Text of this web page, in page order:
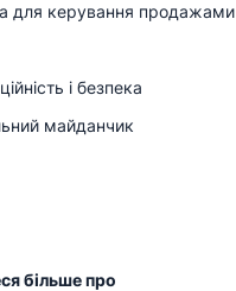
для керування продажами
і безпека
майданчик
більше про